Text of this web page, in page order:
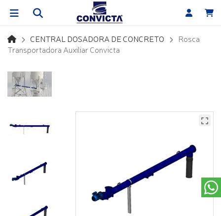
CENTRAL DOSADORA DE CONCRETO
Rosca
Transportadora Auxiliar Convicta